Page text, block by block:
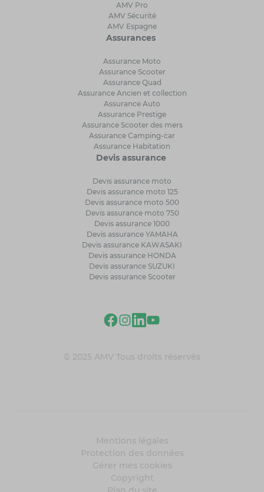
AMV Pro
AMV Sécurité
AMV Espagne
Assurances
Assurance Moto
Assurance Scooter
Assurance Quad
Assurance Ancien et collection
Assurance Auto
Assurance Prestige
Assurance Scooter des mers
Assurance Camping-car
Assurance Habitation
Devis assurance
Devis assurance moto
Devis assurance moto 125
Devis assurance moto 500
Devis assurance moto 750
Devis assurance 1000
Devis assurance YAMAHA
Devis assurance KAWASAKI
Devis assurance HONDA
Devis assurance SUZUKI
Devis assurance Scooter
© 2025 AMV Tous droits réservés
Mentions légales
Protection des données
Gérer mes cookies
Copyright